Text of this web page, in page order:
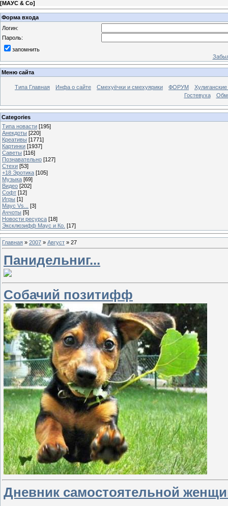
[МАУС & Со]
Форма входа
Логин:
Пароль:
запомнить
Меню сайта
Типа Главная Инфа о сайте Смехуёчки и смехуярики ФОРУМ
Гостевуха
Categories
Типа новасти [195]
Анекдоты [220]
Креативы [1771]
Картинки [1937]
Саветы [116]
Познавательно [127]
Стехи [53]
+18 Эротика [105]
Музыка [69]
Видео [202]
Софт [12]
Игры [1]
Маус Vs...
[3]
Аччоты [5]
Новости ресурса [18]
Эксклюзифф Маус и Ко. [17]
Главная » 2007 » Август » 27
Панидельниг...
Собачий позитифф
Дневник самостоятельной